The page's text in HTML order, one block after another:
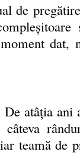
de
dat,
atâţia
câteva
teamă de